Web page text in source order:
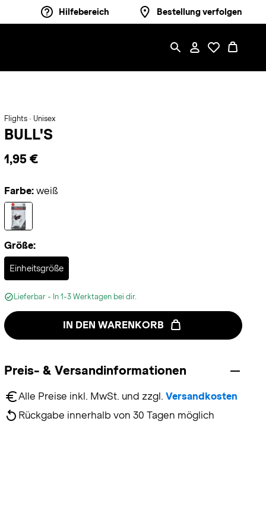
Hilfebereich Bestellung verfolgen
Flights · Unisex
BULL'S
1,95 €
Farbe: weiß
Größe:
Einheitsgröße
Selected
Lieferbar - In 1-3 Werktagen bei dir.
IN DEN WARENKORB
Preis- & Versandinformationen
Alle Preise inkl. MwSt. und zzgl. Versandkosten
Rückgabe innerhalb von 30 Tagen möglich